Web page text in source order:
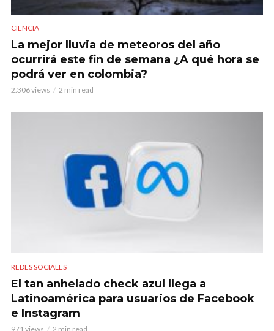
CIENCIA
La mejor lluvia de meteoros del año
ocurrirá este fin de semana ¿A qué hora se
podrá ver en colombia?
2.306 views 2 min read
REDES SOCIALES
El tan anhelado check azul llega a
Latinoamérica para usuarios de Facebook
e Instagram
971 views 2 min read